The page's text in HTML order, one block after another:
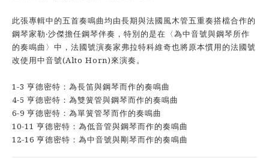
此張專輯中的五首奏鳴曲均由長期與法國風木管五重奏搭檔合作的
鋼琴家勒‧沙傑擔任鋼琴伴奏，特別的是在〈為中音號與鋼琴所作
的奏鳴曲〉中，法國號演奏家弗拉特科維奇也將原本慣用的法國號
改使用中音號(Alto Horn)來演奏。
1-3 亨德密特：為長笛與鋼琴而作的奏鳴曲
4-5 亨德密特：為雙簧管與鋼琴而作的奏鳴曲
6-9 亨德密特：為單簧管琴而作的奏鳴曲
10-11 亨德密特：為低音管與鋼琴而作的奏鳴曲
12-16 亨德密特：為中音號與剛琴而作的奏鳴曲